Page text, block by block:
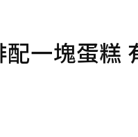
一塊蛋糕